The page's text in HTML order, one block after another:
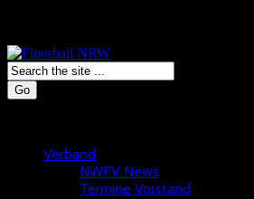
Go
Verband
NWFV News
Termine Vorstand